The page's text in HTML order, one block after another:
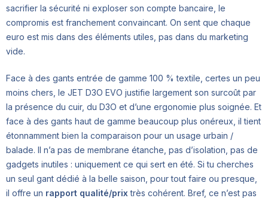
sacrifier la sécurité ni exploser son compte bancaire, le
compromis est franchement convaincant. On sent que chaque
euro est mis dans des éléments utiles, pas dans du marketing
vide.
Face à des gants entrée de gamme 100 % textile, certes un peu
moins chers, le JET D3O EVO justifie largement son surcoût par
la présence du cuir, du D3O et d’une ergonomie plus soignée. Et
face à des gants haut de gamme beaucoup plus onéreux, il tient
étonnamment bien la comparaison pour un usage urbain /
balade. Il n’a pas de membrane étanche, pas d’isolation, pas de
gadgets inutiles : uniquement ce qui sert en été. Si tu cherches
un seul gant dédié à la belle saison, pour tout faire ou presque,
il offre un rapport qualité/prix très cohérent. Bref, ce n’est pas